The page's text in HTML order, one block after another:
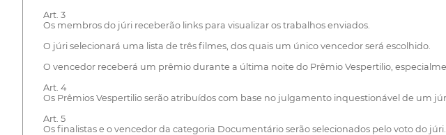
Art. 3
Os membros do júri receberão links para visualizar os trabalhos enviados.
O júri selecionará uma lista de três filmes, dos quais um único vencedor será escolhido.
O vencedor receberá um prêmio durante a última noite do Prêmio Vespertilio,
Art. 4
Os Prêmios Vespertilio serão atribuídos com base no julgamento inquestionável de um
Art. 5
Os finalistas e o vencedor da categoria Documentário serão selecionados pelo voto do júri.